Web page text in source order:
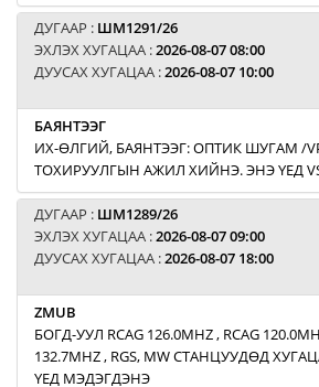
ДУГААР : ШМ1291/26
ЭХЛЭХ ХУГАЦАА :2026-08-07 08:00
ДУУСАХ ХУГАЦАА :2026-08-07 10:00
БАЯНТЭЭГ
ИХ-ӨЛГИЙ, БАЯНТЭЭГ: ОПТИК ШУГАМ /
ТОХИРУУЛГЫН АЖИЛ ХИЙНЭ. ЭНЭ ҮЕД
ДУГААР : ШМ1289/26
ЭХЛЭХ ХУГАЦАА :2026-08-07 09:00
ДУУСАХ ХУГАЦАА :2026-08-07 18:00
ZMUB
БОГД-УУЛ RCAG 126.0MHZ , RCAG
132.7MHZ , RGS, MW СТАНЦУУДӨД
ҮЕД МЭДЭГДЭНЭ